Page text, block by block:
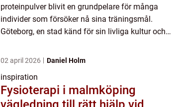
proteinpulver blivit en grundpelare för många
individer som försöker nå sina träningsmål.
Göteborg, en stad känd för sin livliga kultur och
02 april 2026 Daniel Holm
inspiration
Fysioterapi i malmköping